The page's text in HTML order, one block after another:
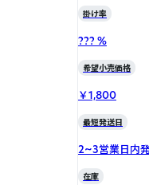
掛け率
??? %
希望小売価格
￥1,800
最短発送日
2~3営業日内
在庫